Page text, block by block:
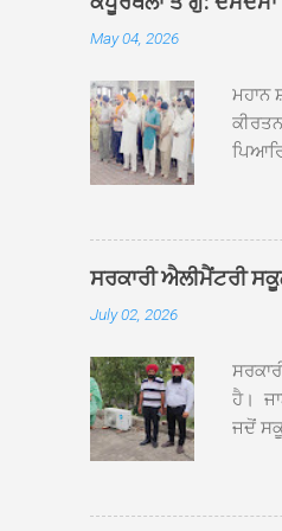
May 04, 2026
ਮਹਾਨ
ਸੰਤ
ਸਰਕਾਰੀ ਐਲੀਮੈਂਟਰੀ
July 02, 2026
ਹੈ।
ਜਦੋਂ
ਹੋਈਆਂ
20 ਤੋਂ